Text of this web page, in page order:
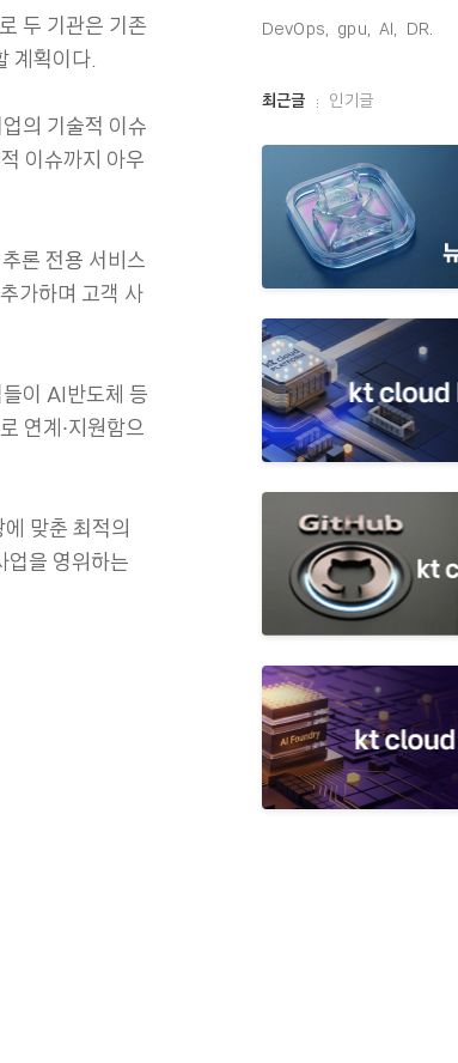
두 기관은 기존
계획이다.
의 기술적 이슈
이슈까지 아우
론 전용 서비스
가하며 고객 사
이 AI반도체 등
연계∙지원함으
맞춘 최적의
업을 영위하는
DevOps, gpu, AI, DR,
최
최근글 인기글